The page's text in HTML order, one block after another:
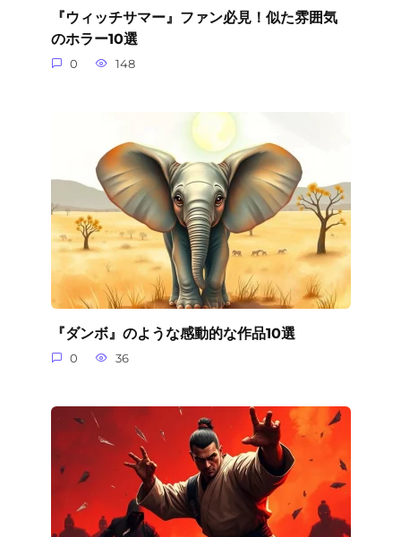
『ウィッチサマー』ファン必見！似た雰囲気
のホラー10選
0 148
『ダンボ』のような感動的な作品10選
0 36